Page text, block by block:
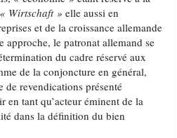
« Wirtschaft » elle aussi en
et de la croissance allemande
approche, le patronat allemand se
du cadre réservé aux
de la conjoncture en général,
de revendications présenté
en tant qu’acteur éminent de la
dans la définition du bien